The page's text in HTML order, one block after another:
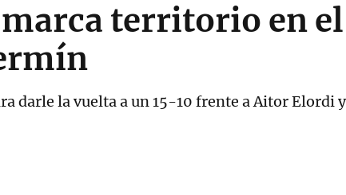
territorio en
darle la vuelta a un 15-10 frente a Aitor Elordi